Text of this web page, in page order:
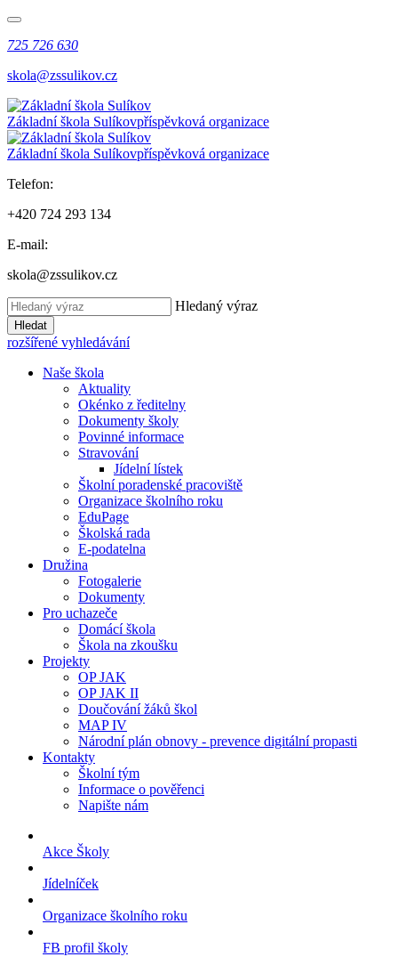
725 726 630
skola@zssulikov.cz
Základní škola Sulíkovpříspěvková organizace
Základní škola Sulíkovpříspěvková organizace
Telefon:
+420 724 293 134
E-mail:
skola@zssulikov.cz
Hledaný výraz
Hledat
rozšířené vyhledávání
Naše škola
Aktuality
Okénko z ředitelny
Dokumenty školy
Povinné informace
Stravování
Jídelní lístek
Školní poradenské pracoviště
Organizace školního roku
EduPage
Školská rada
E-podatelna
Družina
Fotogalerie
Dokumenty
Pro uchazeče
Domácí škola
Škola na zkoušku
Projekty
OP JAK
OP JAK II
Doučování žáků škol
MAP IV
Národní plán obnovy - prevence digitální propasti
Kontakty
Školní tým
Informace o pověřenci
Napište nám
Akce Školy
Jídelníček
Organizace školního roku
FB profil školy